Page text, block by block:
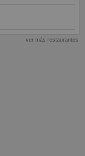
ver más restaurantes